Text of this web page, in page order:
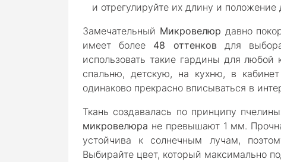
и отрегулируйте их длину и положение
Замечательный Микровелюр давно
имеет более 48 оттенковдля
использовать такие гардины для
спальню, детскую, на кухню, в
одинаково прекрасно вписываться в
Ткань создавалась по принципу
микровелюра не превышают 1 мм.
устойчива к солнечным лучам,
Выбирайте цвет, который максимально